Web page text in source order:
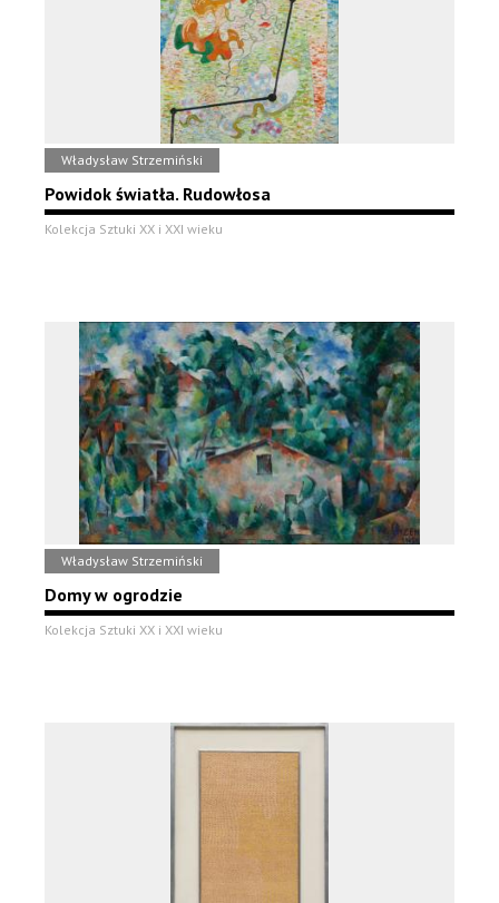
Władysław Strzemiński
Powidok światła. Rudowłosa
Kolekcja Sztuki XX i XXI wieku
Władysław Strzemiński
Domy w ogrodzie
Kolekcja Sztuki XX i XXI wieku